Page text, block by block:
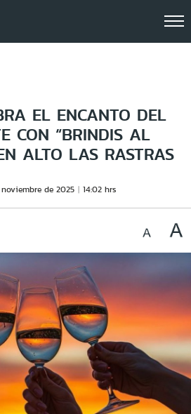
EL ENCANTO DEL
CON “BRINDIS AL
ALTO LAS RASTRAS
de 2025 14:02 hrs